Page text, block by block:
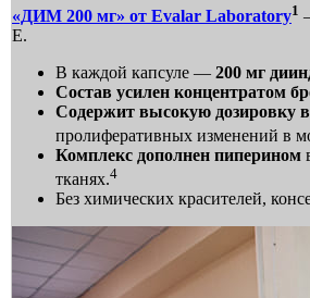
«ДИМ 200 мг» от Evalar Laboratory1
Е.
В каждой капсуле — 200 мг
Состав усилен концентратом
Содержит высокую дозировку
пролиферативных изменений в
Комплекс дополнен пиперином
тканях.4
Без химических красителей,